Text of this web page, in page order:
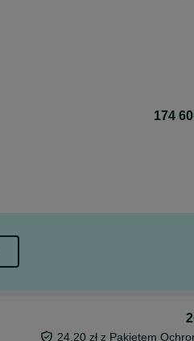
174
24,20 zł z Pakietem